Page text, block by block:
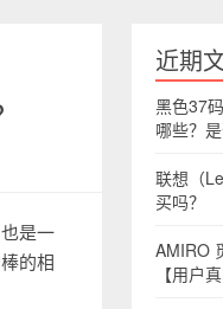
是一
的相
近期
黑色37
哪些？
联想（
买吗？
AMIRO
【用户